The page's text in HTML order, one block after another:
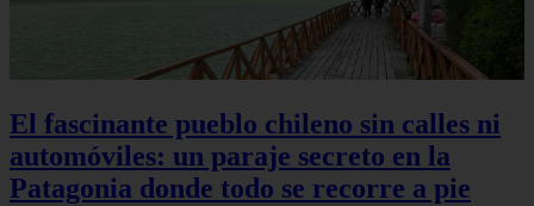
El fascinante pueblo chileno sin calles ni
automóviles: un paraje secreto en la
Patagonia donde todo se recorre a pie